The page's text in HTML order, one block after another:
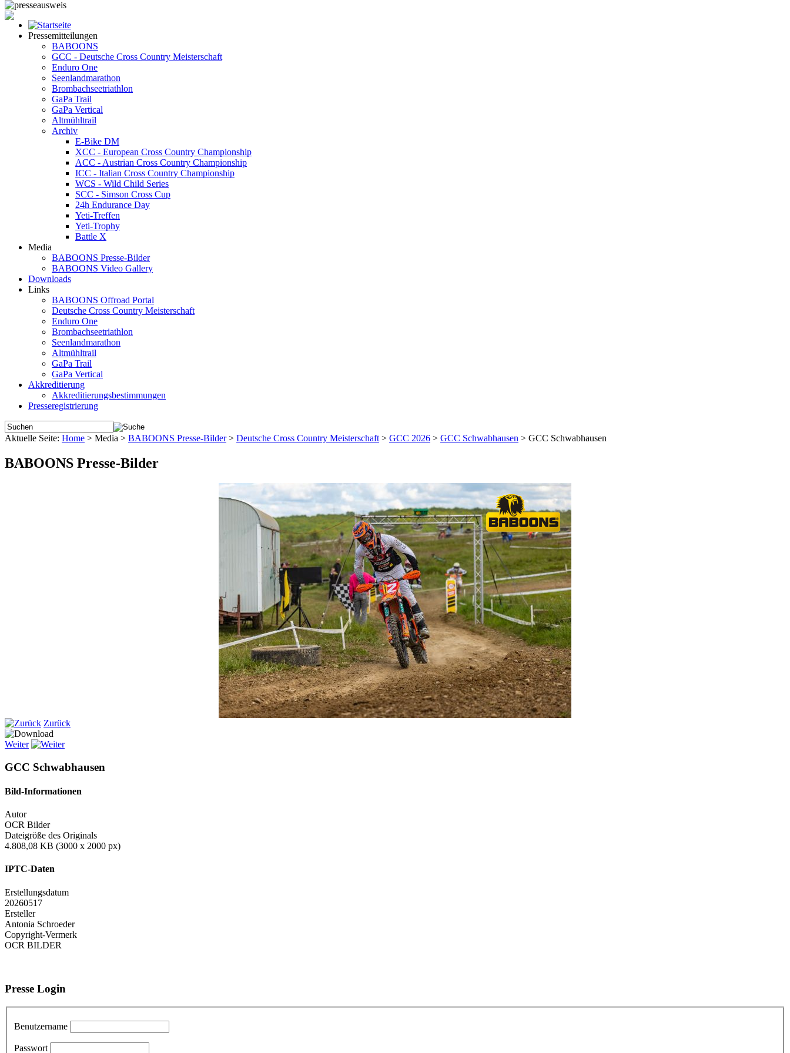
Pressemitteilungen
BABOONS
GCC - Deutsche Cross Country Meisterschaft
Enduro One
Seenlandmarathon
Brombachseetriathlon
GaPa Trail
GaPa Vertical
Altmühltrail
Archiv
E-Bike DM
XCC - European Cross Country Championship
ACC - Austrian Cross Country Championship
ICC - Italian Cross Country Championship
WCS - Wild Child Series
SCC - Simson Cross Cup
24h Endurance Day
Yeti-Treffen
Yeti-Trophy
Battle X
Media
BABOONS Presse-Bilder
BABOONS Video Gallery
Downloads
Links
BABOONS Offroad Portal
Deutsche Cross Country Meisterschaft
Enduro One
Brombachseetriathlon
Seenlandmarathon
Altmühltrail
GaPa Trail
GaPa Vertical
Akkreditierung
Akkreditierungsbestimmungen
Presseregistrierung
Aktuelle Seite: Home > Media > BABOONS Presse-Bilder> Deutsche Cross Country Meisterschaft > GCC 2026 > GCC Schwabhausen > GCC Schwabhausen
BABOONS Presse-Bilder
Zurück
Weiter
GCC Schwabhausen
Bild-Informationen
Autor
OCR Bilder
Dateigröße des Originals
4.808,08 KB (3000 x 2000 px)
IPTC-Daten
Erstellungsdatum
20260517
Ersteller
Antonia Schroeder
Copyright-Vermerk
OCR BILDER
Presse Login
Benutzername
Passwort